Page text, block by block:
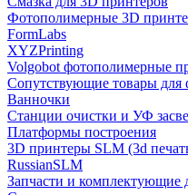
Фотополимерные 3D
FormLabs
XYZPrinting
Volgobot фотополимерные
Сопутствующие товары
Ванночки
Станции очистки и УФ
Платформы построения
3D принтеры SLM (3d
RussianSLM
Запчасти и комплектующие